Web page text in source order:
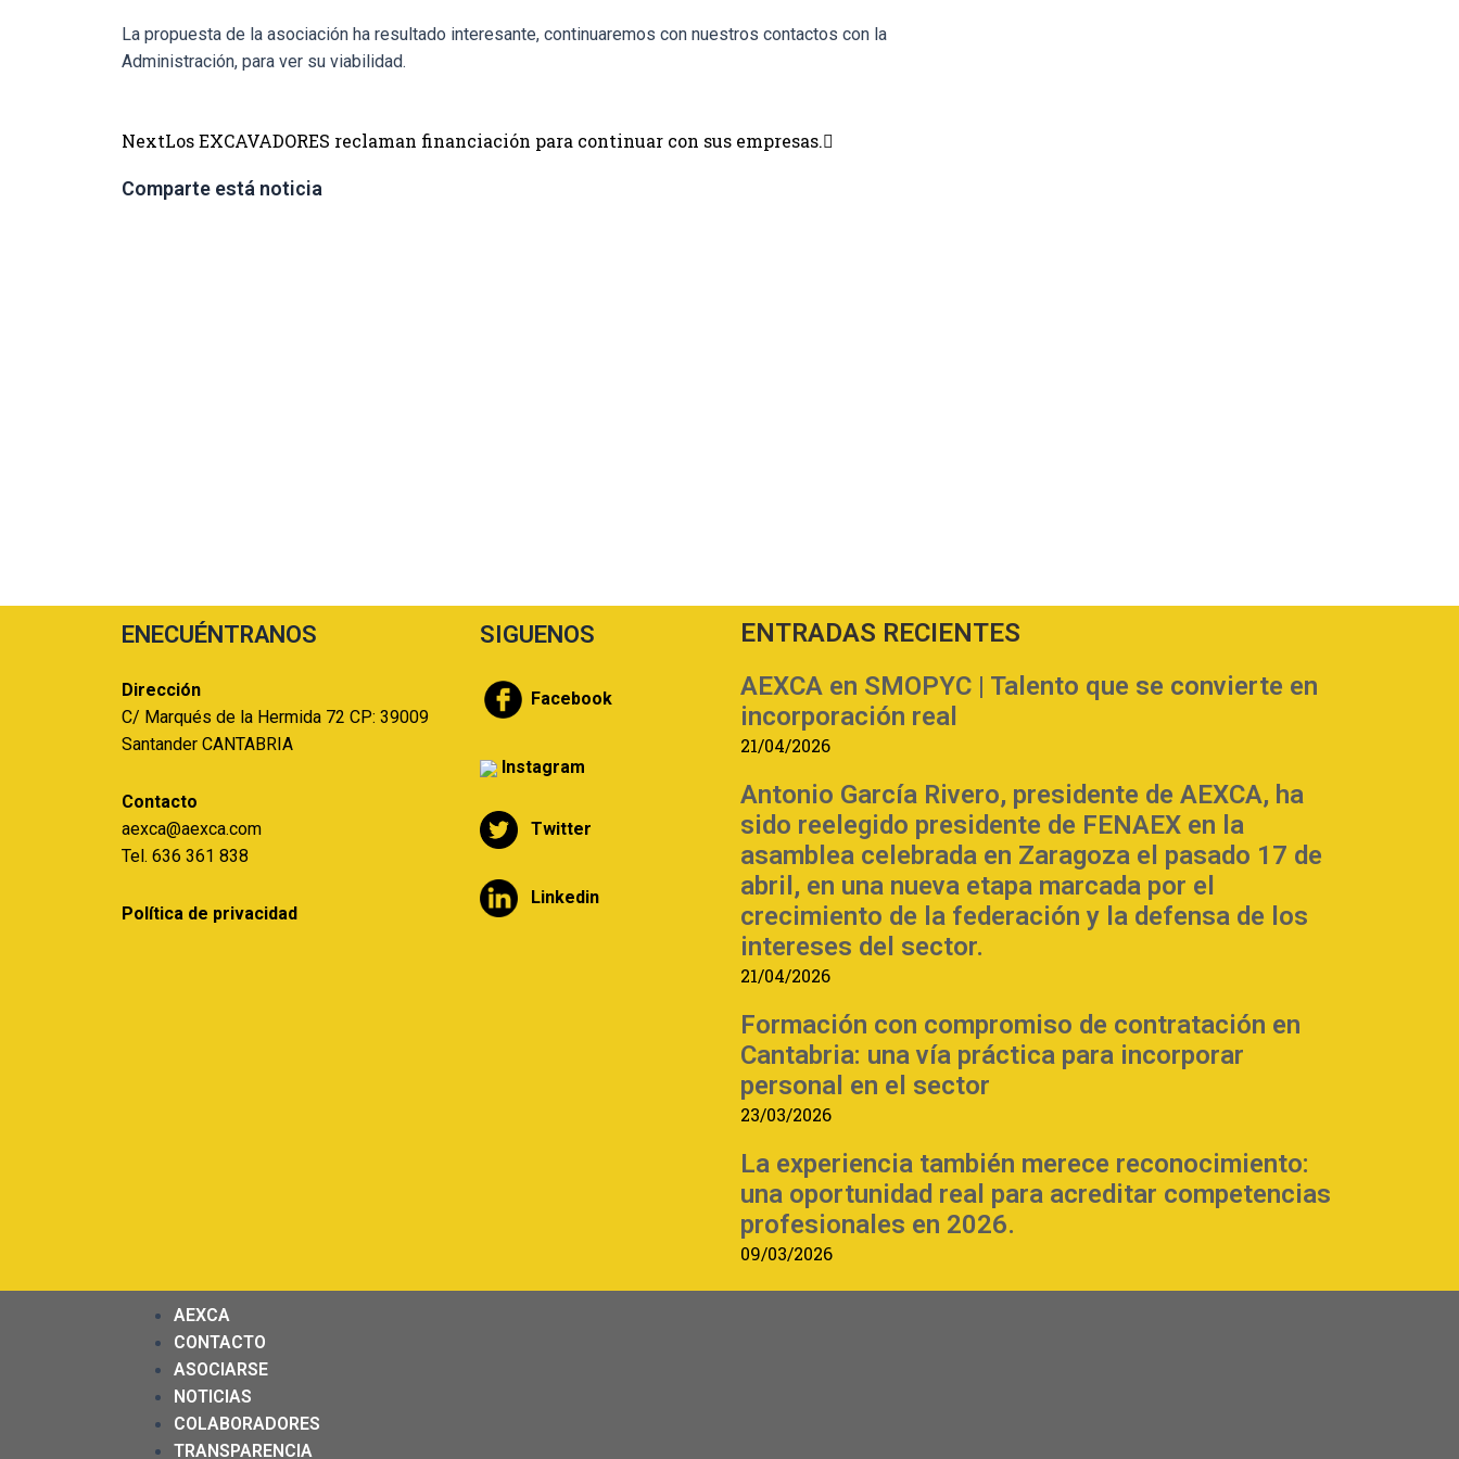
La propuesta de la asociación ha resultado interesante, continuaremos con nuestros contactos con la
Administración, para ver su viabilidad.
NextLos EXCAVADORES reclaman financiación para continuar con sus empresas.
Comparte está noticia
ENECUÉNTRANOS
Dirección
C/ Marqués de la Hermida 72 CP: 39009
Santander CANTABRIA
Contacto
aexca@aexca.com
Tel. 636 361 838
Política de privacidad
SIGUENOS
Facebook
Instagram
Twitter
Linkedin
ENTRADAS RECIENTES
AEXCA en SMOPYC | Talento que se convierte en
incorporación real
21/04/2026
Antonio García Rivero, presidente de AEXCA, ha
sido reelegido presidente de FENAEX en la
asamblea celebrada en Zaragoza el pasado 17 de
abril, en una nueva etapa marcada por el
crecimiento de la federación y la defensa de los
intereses del sector.
21/04/2026
Formación con compromiso de contratación en
Cantabria: una vía práctica para incorporar
personal en el sector
23/03/2026
La experiencia también merece reconocimiento:
una oportunidad real para acreditar competencias
profesionales en 2026.
09/03/2026
AEXCA
CONTACTO
ASOCIARSE
NOTICIAS
COLABORADORES
TRANSPARENCIA